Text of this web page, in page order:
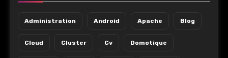
Administration Android Apache Blog
Cloud Cluster Cv Domotique